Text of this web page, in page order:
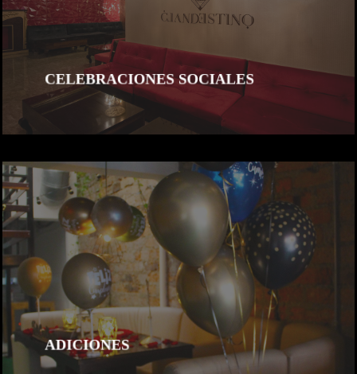
CELEBRACIONES SOCIALES
ADICIONES